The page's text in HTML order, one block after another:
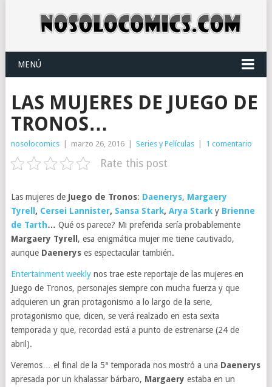
MENÚ
LAS MUJERES DE JUEGO DE
TRONOS…
nosolocomics marzo 26, 2016 Series y Películas 1 comentario
Rate this post
Las mujeres de Juego de Tronos: Daenerys, Margaery
Tyrell , Cersei Lannister, Sansa Stark, Arya Stark y Brienne
de Tarth… Qué os parece? Mi preferida sería probablemente
Margaery Tyrell , esa enigmática mujer me tiene cautivado,
aunque Daeneryses espectacular también.
Entertainment weekly nos trae este reportaje de las mujeres en
Juego de Tronos, personajes siempre con mucha fuerza y que
adquieren un gran protagonismo a lo largo de la serie,
protagonismo que, dicen, se verá realzado en esta sexta
temporada y que, recordad está a punto de estrenarse (24 de
abril).
Veremos… el final de la 5ª temporada nos mostró a una Daenerys
apresada por un khalassar bárbaro, Margaery estaba en un